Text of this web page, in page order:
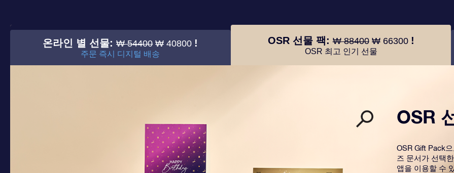
온라인 별 선물:₩ 54400 ₩ 40800 !
주문 즉시 디지털 배송
OSR 선물 팩:₩ 88400 ₩ 66300 !
OSR 최고 인기 선물
OSR
OSR Gift Pack
즈 문서가 선택
앱을 이용할 수